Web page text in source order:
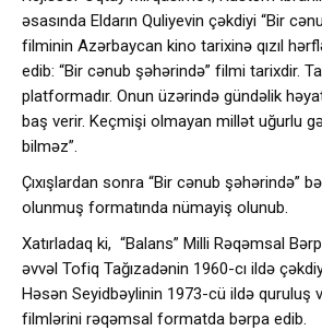
əsasında Eldarın Quliyevin çəkdiyi “Bir
filminin Azərbaycan kino tarixinə qızıl
edib: “Bir cənub şəhərində” filmi tarixdir.
platformadır. Onun üzərində gündəlik
baş verir. Keçmişi olmayan millət uğurlu
bilməz”.
Çıxışlardan sonra “Bir cənub şəhərində”
olunmuş formatında nümayiş olunub.
Xatırladaq ki, “Balans” Milli Rəqəmsal
əvvəl Tofiq Tağızadənin 1960-cı ildə
Həsən Seyidbəylinin 1973-cü ildə quruluş
filmlərini rəqəmsal formatda bərpa edib.